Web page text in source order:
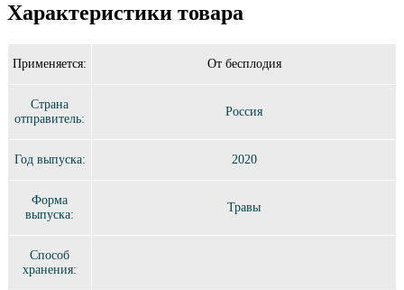
Характеристики товара
Применяется: От бесплодия
Страна
отправитель:
Россия
Год выпуска: 2020
Форма
выпуска:
Травы
Способ
хранения: